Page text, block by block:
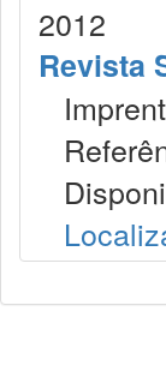
2012
Revista